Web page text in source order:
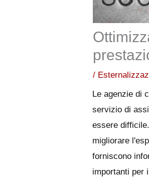
/
Le agenzie di
servizio di
essere
migliorare
forniscono
importanti per